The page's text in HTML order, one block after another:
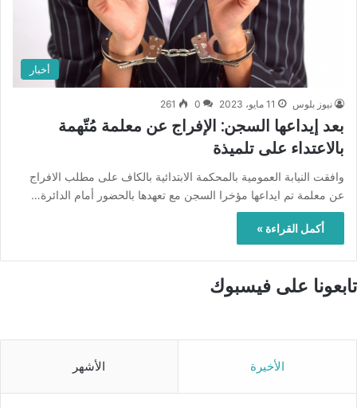
أخبار
نيوز بلوس 11 مايو، 2023 0
261
بعد إيداعها السجن: الإفراج عن معلمة مُتّهمة
بالاعتداء على تلميذة
وافقت النيابة العمومية بالمحكمة الابتدائية بالكاف على مطلب الافراج
عن معلمة تم ايداعها مؤخرا السجن مع تعهدها بالحضور أمام الدائرة…
أكمل القراءة »
تابعونا على فيسبوك
الأخيرة الأشهر